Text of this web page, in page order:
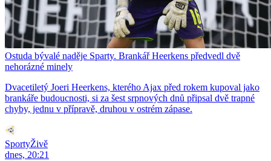
Ostuda bývalé naděje Sparty. Brankář Heerkens předvedl dvě
nehorázné minely
Dvacetiletý Joeri Heerkens, kterého Ajax před rokem kupoval jako
brankáře budoucnosti, si za šest srpnových dnů připsal dvě trapné
chyby, jednu v přípravě, druhou v ostrém zápase.
SportyŽivě
dnes, 20:21